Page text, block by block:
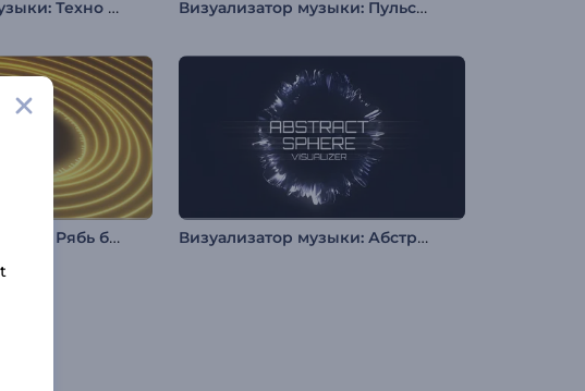
Визуализатор музыки: Техно биты Визуализатор музыки: Пульсирующие частицы
Визуализатор музыки: Рябь битов Визуализатор музыки: Абстрактная сфера